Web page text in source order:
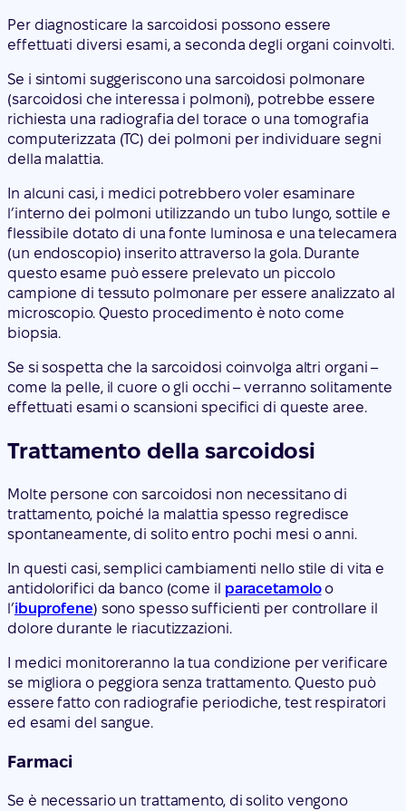
Per diagnosticare la sarcoidosi possono essere
effettuati diversi esami, a seconda degli organi coinvolti.
Se i sintomi suggeriscono una sarcoidosi polmonare
(sarcoidosi che interessa i polmoni), potrebbe essere
richiesta una radiografia del torace o una tomografia
computerizzata (TC) dei polmoni per individuare segni
della malattia.
In alcuni casi, i medici potrebbero voler esaminare
l’interno dei polmoni utilizzando un tubo lungo, sottile e
flessibile dotato di una fonte luminosa e una telecamera
(un endoscopio) inserito attraverso la gola. Durante
questo esame può essere prelevato un piccolo
campione di tessuto polmonare per essere analizzato al
microscopio. Questo procedimento è noto come
biopsia.
Se si sospetta che la sarcoidosi coinvolga altri organi –
come la pelle, il cuore o gli occhi – verranno solitamente
effettuati esami o scansioni specifici di queste aree.
Trattamento della sarcoidosi
Molte persone con sarcoidosi non necessitano di
trattamento, poiché la malattia spesso regredisce
spontaneamente, di solito entro pochi mesi o anni.
In questi casi, semplici cambiamenti nello stile di vita e
antidolorifici da banco (come il paracetamoloo
l’ibuprofene) sono spesso sufficienti per controllare il
dolore durante le riacutizzazioni.
I medici monitoreranno la tua condizione per verificare
se migliora o peggiora senza trattamento. Questo può
essere fatto con radiografie periodiche, test respiratori
ed esami del sangue.
Farmaci
Se è necessario un trattamento, di solito vengono